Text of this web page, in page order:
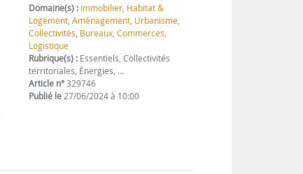
Domaine(s) : Immobilier, Habitat &
Logement,Aménagement, Urbanisme,
Collectivités, Bureaux, Commerces,
Logistique
Rubrique(s) : Essentiels, Collectivités
territoriales, Énergies, …
Article n°329746
Publié le27/06/2024 à 10:00